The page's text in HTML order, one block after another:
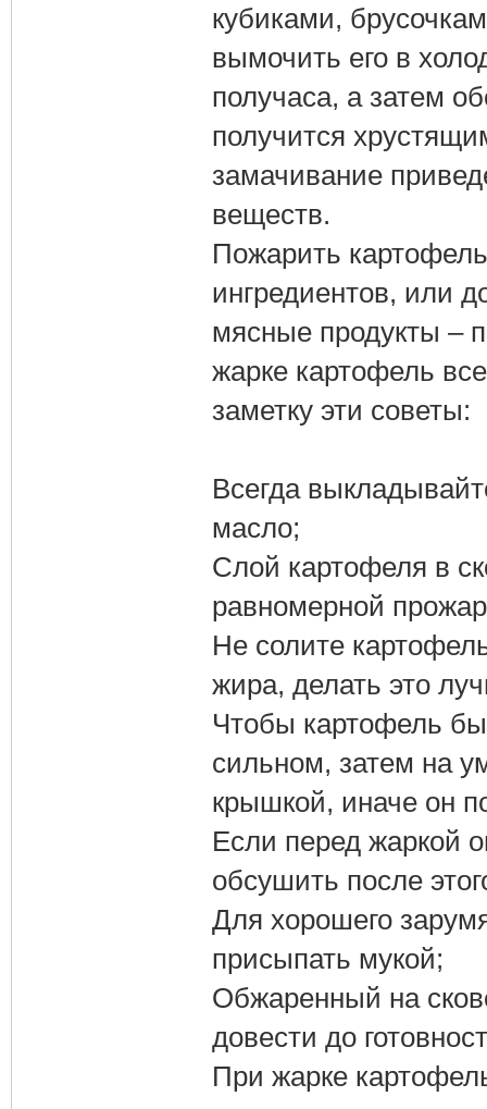
кубиками,
вымочить его в
получаса, а затем
получится
замачивание
веществ.
Пожарить
ингредиентов, или
мясные продукты –
жарке картофель
заметку эти советы:
Всегда
масло;
Слой картофеля в
равномерной
Не солите
жира, делать это
Чтобы картофель
сильном, затем на
крышкой, иначе он
Если перед жаркой
обсушить после
Для хорошего
присыпать мукой;
Обжаренный на
довести до
При жарке